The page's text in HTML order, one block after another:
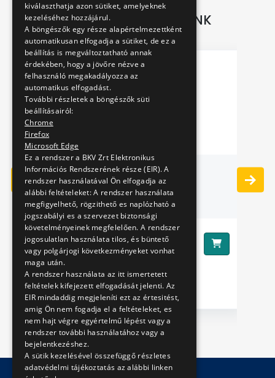
TOVÁBBI AJÁNLATAINK
A HŰTŐMÁGNES
Ár:590 Ft
kiválaszthatja azon sütiket, amelyeknek
kezeléséhez hozzájárul.
A böngészők egy része alapértelmezettként
automatikusan elfogadja a sütiket, de ez a
beállítás is megváltoztatható annak
érdekében, hogy a jövőre nézve a
felhasználó megakadályozza az
automatikus elfogadást.
További részletek a böngészők süti
beállításairól:
Chrome
Firefox
Microsoft Edge
Ez a rendszer a BKV Zrt Elektronikus
Információs Rendszerének része (EIR). A
rendszer használatával Ön elfogadja az
alábbi feltételeket: A rendszer használata
megfigyelhető, rögzithető es naplózható a
jogszabályi es a szervezet biztonsági
követelményeinek megfelelően. A rendszer
jogosulatlan használata tilos, és büntető
vagy polgárjogi következményeket vonhat
maga után.
A rendszer használata az itt ismertetett
feltételek kifejezett elfogadását jelenti. Az
EIR mindaddig megjeleníti ezt az értesitést,
amig Ön nem fogadja el a feltételeket, es
nem hajt végre egyértelmű lépést vagy a
rendszer további használatához vagy a
bejelentkezéshez.
A sütik kezelésével összefüggő részletes
adatvédelmi tájékoztatás az alábbi linken